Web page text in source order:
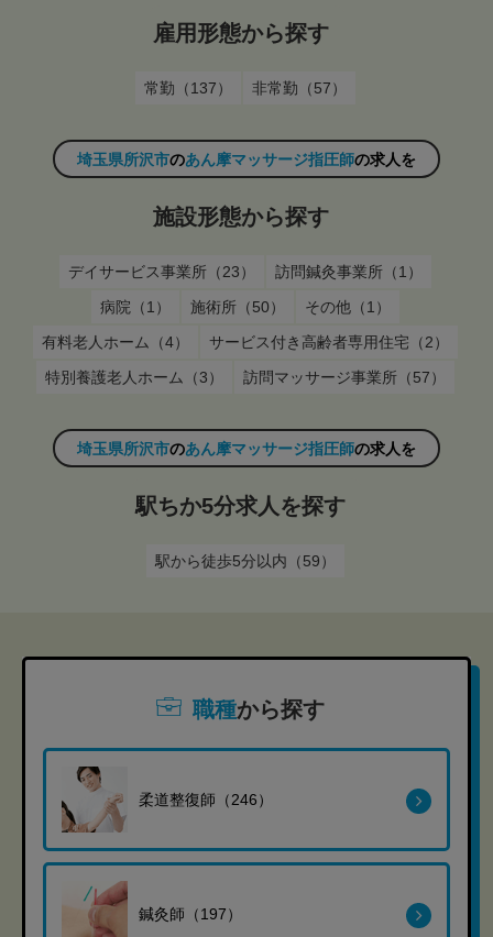
雇用形態から探す
常勤（137） 非常勤（57）
埼玉県所沢市のあん摩マッサージ指圧師の求人を
施設形態から探す
デイサービス事業所（23）
訪問鍼灸事業所（1）
病院（1）
施術所（50）
その他（1）
有料老人ホーム（4）
サービス付き高齢者専用住宅（2）
特別養護老人ホーム（3）
訪問マッサージ事業所（57）
埼玉県所沢市のあん摩マッサージ指圧師の求人を
駅ちか5分求人を探す
駅から徒歩5分以内（59）
職種から探す
柔道整復師（246）
鍼灸師（197）